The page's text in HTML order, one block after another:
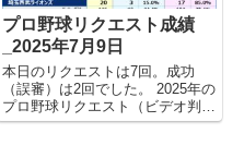
プロ野球リクエスト成績
_2025年7月9日
本日のリクエストは7回。成功
（誤審）は2回でした。 2025年の
プロ野球リクエスト（ビデオ判
定）成績を記録集計しています。